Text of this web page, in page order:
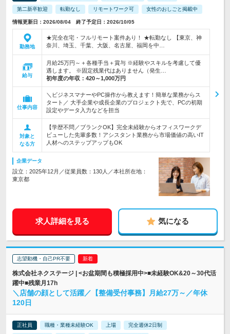
第二新卒歓迎 転勤なし リモートワーク可 女性のおしごと掲載中
情報更新日：2026/08/04 終了予定日：2026/10/05
勤務地
★完全在宅・フルリモート案件あり！ ★転勤なし 【東京、神
奈川、埼玉、千葉、大阪、名古屋、福岡を中…
給与
月給25万円～＋各種手当＋賞与 ※経験やスキルを考慮して優
遇します。 ※固定残業代はありません（発生…
初年度の年収： 420～1,000万円
仕事内容
＼ビジネスマナーやPC操作から教えます！簡単な業務からス
タート／ 大手企業や成長企業のプロジェクト先で、PCの初期
設定やデータ入力などを担当
対象と
なる方
【学歴不問／ブランクOK】完全未経験からオフィスワークデ
ビューした先輩多数！アシスタント業務から市場価値の高いIT
人材へのステップアップもOK
企業データ
設立：2025年12月／従業員数：130人／本社所在地：
東京都
求人詳細を見る 気になる
志望動機・自己PR不要
株式会社ネクステージ | <お盆期間も積極採用中>■未経験OK&20～30代活
躍中■残業月17h
＼店舗の顔として活躍／【整備受付事務】月給27万～／年休
120日
正社員 職種・業種未経験OK 上場 完全週休2日制